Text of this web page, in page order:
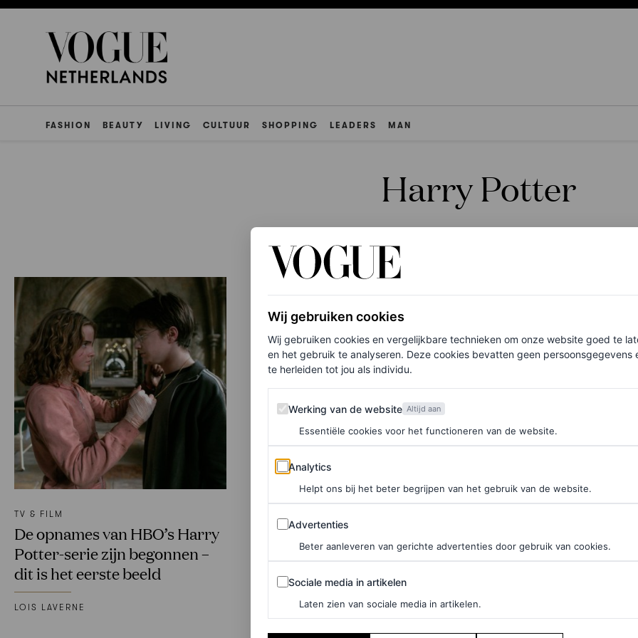
FASHION BEAUTY LIVING CULTUUR SHOPPING LEADERS MAN
Harry Potter
TV & FILM
De opnames van HBO’s Harry
Potter-serie zijn begonnen –
dit is het eerste beeld
LOIS LAVERNE
Wij gebruiken cookies
Wij gebruiken cookies en vergelijkbare technieken om onze website goed te
en het gebruik te analyseren. Deze cookies bevatten geen persoonsgegevens
te herleiden tot jou als individu.
Werking van de website
Werking van de website Altijd aan
Essentiële cookies voor het functioneren van de website.
Analytics
Analytics
Helpt ons bij het beter begrijpen van het gebruik van de website.
Advertenties
Advertenties
Beter aanleveren van gerichte advertenties door gebruik van cookies.
Sociale media in artikelen
Sociale media in artikelen
Laten zien van sociale media in artikelen.